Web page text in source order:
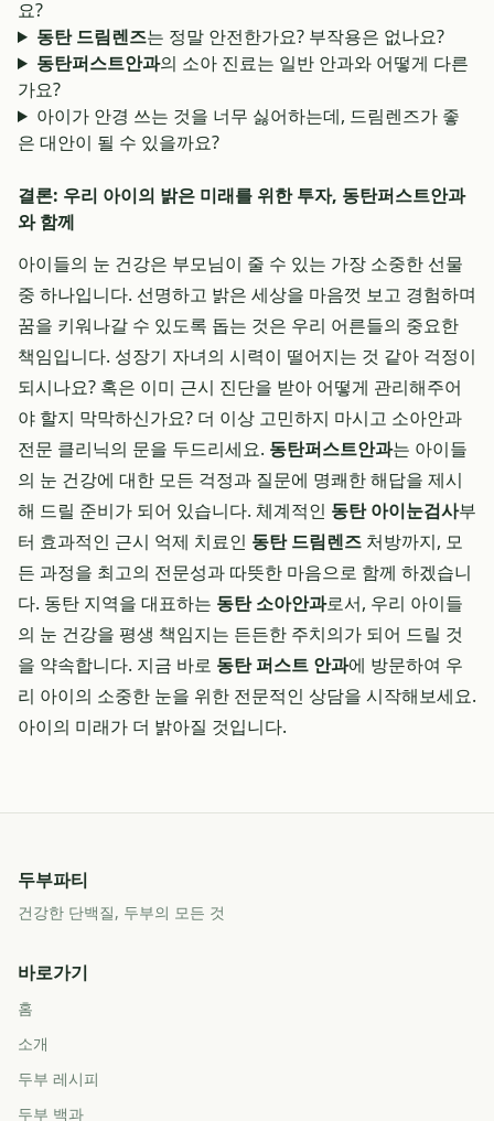
요?
동탄 드림렌즈는 정말 안전한가요? 부작용은 없나요?
동탄퍼스트안과의 소아 진료는 일반 안과와 어떻게 다른
가요?
아이가 안경 쓰는 것을 너무 싫어하는데, 드림렌즈가 좋
은 대안이 될 수 있을까요?
결론: 우리 아이의 밝은 미래를 위한 투자, 동탄퍼스트안과
와 함께
아이들의 눈 건강은 부모님이 줄 수 있는 가장 소중한 선물
중 하나입니다. 선명하고 밝은 세상을 마음껏 보고 경험하며
꿈을 키워나갈 수 있도록 돕는 것은 우리 어른들의 중요한
책임입니다. 성장기 자녀의 시력이 떨어지는 것 같아 걱정이
되시나요? 혹은 이미 근시 진단을 받아 어떻게 관리해주어
야 할지 막막하신가요? 더 이상 고민하지 마시고 소아안과
전문 클리닉의 문을 두드리세요. 동탄퍼스트안과는 아이들
의 눈 건강에 대한 모든 걱정과 질문에 명쾌한 해답을 제시
해 드릴 준비가 되어 있습니다. 체계적인 동탄 아이눈검사부
터 효과적인 근시 억제 치료인 동탄 드림렌즈 처방까지, 모
든 과정을 최고의 전문성과 따뜻한 마음으로 함께 하겠습니
다. 동탄 지역을 대표하는 동탄 소아안과로서, 우리 아이들
의 눈 건강을 평생 책임지는 든든한 주치의가 되어 드릴 것
을 약속합니다. 지금 바로 동탄 퍼스트 안과에 방문하여 우
리 아이의 소중한 눈을 위한 전문적인 상담을 시작해보세요.
아이의 미래가 더 밝아질 것입니다.
두부파티
건강한 단백질, 두부의 모든 것
바로가기
홈
소개
두부 레시피
두부 백과